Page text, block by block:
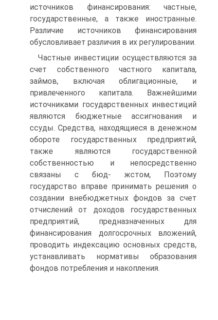
источников финансирования: частные,
государственные, а также иностранные.
Различие источников финансирования
обусловливает различия в их регулировании.
Частные инвестиции осуществляются за
счет собственного част­ного капитала,
займов, включая облигационные, и
привлеченного капитала. Важнейшими
источниками государственных инвестиций
являются бюджетные ассигнования и
ссуды. Средства, находящиеся в денежном
обороте государственных предприятий,
также являются государственной
собственностью и непосредственно
связаны с бюд- жстом, Поэтому
государство вправе принимать решения о
создании внебюджетных фондов за счет
отчислений от доходов государствен­ных
предприятий, предназначенных для
финансирования долгосроч­ных вложений,
проводить индексацию основных средств,
устанавли­вать нормативы образования
фондов потребления и накопления.